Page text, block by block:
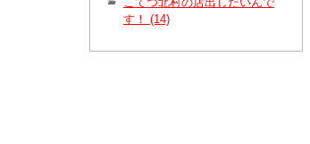
す！ (14)